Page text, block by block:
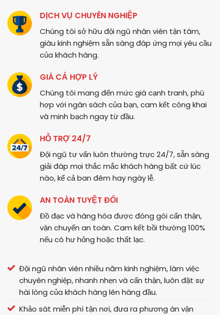
DỊCH VỤ CHUYÊN NGHIỆP
Chúng tôi sở hữu đội ngũ nhân viên tận tâm,
giàu kinh nghiệm sẵn sàng đáp ứng mọi yêu cầu
của khách hàng.
GIÁ CẢ HỢP LÝ
Chúng tôi mang đến mức giá cạnh tranh, phù
hợp với ngân sách của bạn, cam kết công khai
và minh bạch ngay từ đầu.
HỖ TRỢ 24/7
Đội ngũ tư vấn luôn thường trực 24/7, sẵn sàng
giải đáp mọi thắc mắc khách hàng bất cứ lúc
nào, kể cả ban đêm hay ngày lễ.
AN TOÀN TUYỆT ĐỐI
Đồ đạc và hàng hóa được đóng gói cẩn thận,
vận chuyển an toàn. Cam kết bồi thường 100%
nếu có hư hỏng hoặc thất lạc.
Đội ngũ nhân viên nhiều năm kinh nghiệm, làm việc
chuyên nghiệp, nhanh nhẹn và cẩn thận, luôn đặt sự
hài lòng của khách hàng lên hàng đầu.
Khảo sát miễn phí tận nơi, đưa ra phương án vận